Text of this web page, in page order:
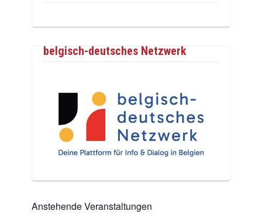
belgisch-deutsches Netzwerk
Anstehende Veranstaltungen